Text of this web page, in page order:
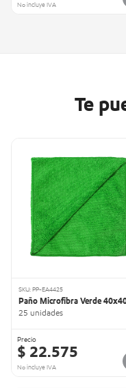
No incluye IVA
Te
SKU: PP-EA4425
Paño Microfibra Verde
25 unidades
Precio
$ 22.575
No incluye IVA